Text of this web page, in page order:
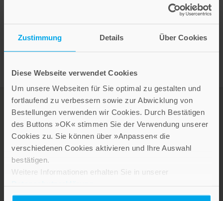
Zustimmung Details Über Cookies
Diese Webseite verwendet Cookies
Um unsere Webseiten für Sie optimal zu gestalten und
fortlaufend zu verbessern sowie zur Abwicklung von
Bestellungen verwenden wir Cookies. Durch Bestätigen
des Buttons »OK« stimmen Sie der Verwendung unserer
Cookies zu. Sie können über »Anpassen« die
verschiedenen Cookies aktivieren und Ihre Auswahl
bestätigen.
Weitere Informationen erhalten Sie in unserer
LEBE GUT MAGAZIN